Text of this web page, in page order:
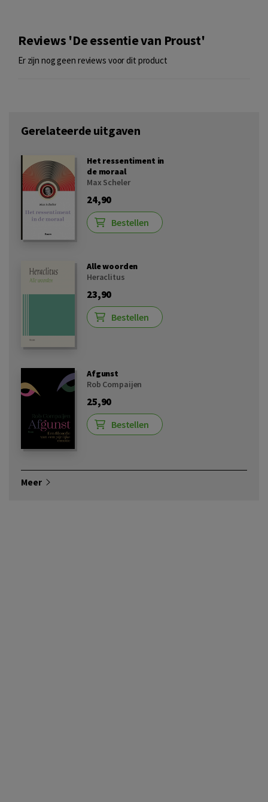
Reviews 'De essentie van Proust'
Er zijn nog geen reviews voor dit product
Gerelateerde uitgaven
Het ressentiment in
de moraal
Max Scheler
24,90
Bestellen
Alle woorden
Heraclitus
23,90
Bestellen
Afgunst
Rob Compaijen
25,90
Bestellen
Meer